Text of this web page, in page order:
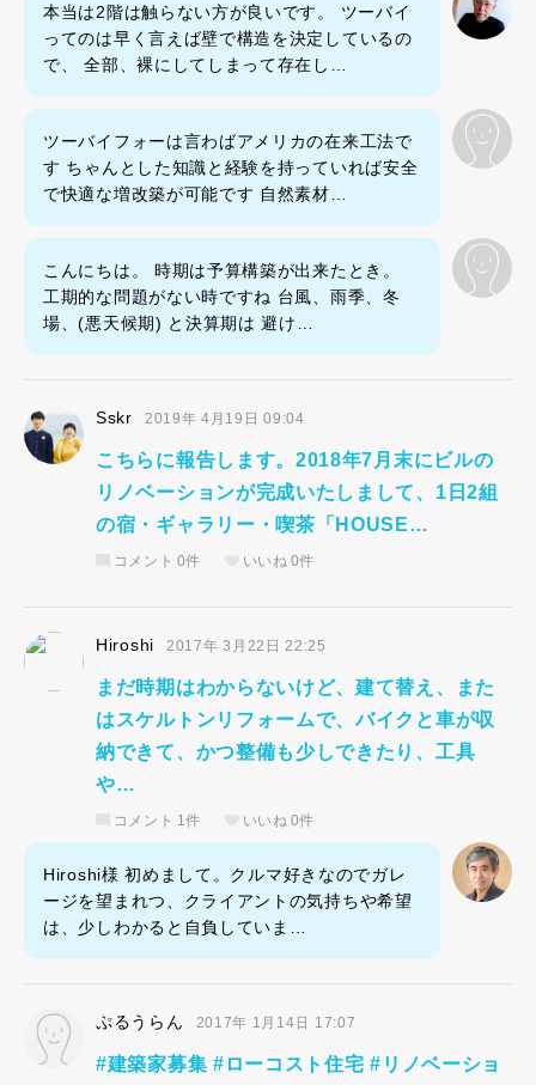
本当は2階は触らない方が良いです。 ツーバイ
ってのは早く言えば壁で構造を決定しているの
で、 全部、裸にしてしまって存在し…
ツーバイフォーは言わばアメリカの在来工法で
す ちゃんとした知識と経験を持っていれば安全
で快適な増改築が可能です 自然素材…
こんにちは。 時期は予算構築が出来たとき。
工期的な問題がない時ですね 台風、雨季、冬
場、(悪天候期) と決算期は 避け…
Sskr 2019年 4月19日 09:04
こちらに報告します。2018年7月末にビルの
リノベーションが完成いたしまして、1日2組
の宿・ギャラリー・喫茶「HOUSE…
コメント 0件 いいね 0件
Hiroshi 2017年 3月22日 22:25
まだ時期はわからないけど、建て替え、また
はスケルトンリフォームで、バイクと車が収
納できて、かつ整備も少しできたり、工具
や…
コメント 1件 いいね 0件
Hiroshi様 初めまして。クルマ好きなのでガレ
ージを望まれつ、クライアントの気持ちや希望
は、少しわかると自負していま…
ぷるうらん 2017年 1月14日 17:07
#建築家募集 #ローコスト住宅 #リノベーショ